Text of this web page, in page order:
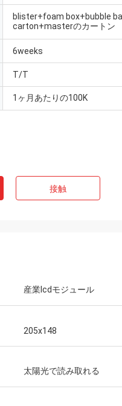
blister+foam box+bubble
carton+masterのカートン
6weeks
T/T
1ヶ月あたりの100K
接触
産業lcdモジュール
205x148
太陽光で読み取れる